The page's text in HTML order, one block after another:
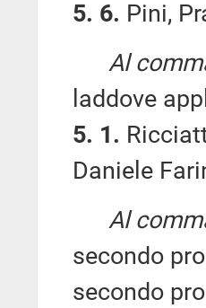
5. 6. Pini,
Al
laddove
5. 1.
Daniele
Al
secondo
secondo